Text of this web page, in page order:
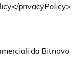
privacyPolicy>
da Bitnovo